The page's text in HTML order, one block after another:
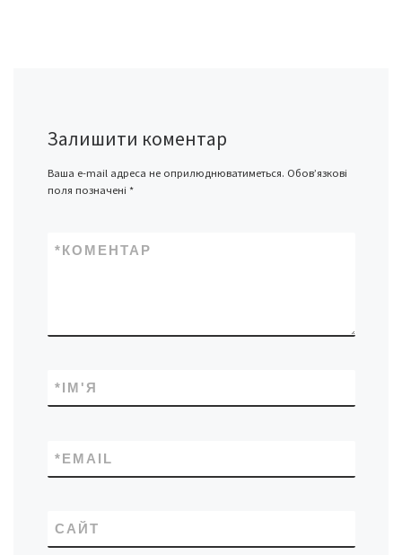
Залишити коментар
Ваша e-mail адреса не оприлюднюватиметься. Обов’язкові
поля позначені *
КОМЕНТАР
*
ІМ'Я
*
EMAIL
*
САЙТ